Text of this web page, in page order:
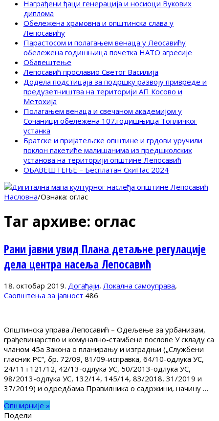
Награђени ђаци генерација и носиоци Вукових
диплома
Обележена храмовна и општинска слава у
Лепосавићу
Парастосом и полагањем венаца у Леосавићу
обележена годишњица почетка НАТО агресије
Обавештење
Лепосавић прославио Светог Василија
Додела подстицаја за подршку развоју привреде и
предузетништва на територији АП Косово и
Метохија
Полагањем венаца и свечаном академијом у
Сочаници обележена 107.годишњица Топличког
устанка
Братске и пријатељске општине и грдови уручили
поклон пакетиће малишанима из предшколских
установа на територији општине Лепосавић
ОБАВЕШТЕЊЕ – Бесплатан СкиПас 2024
Насловна/Ознака: оглас
Таг архиве: оглас
Рани јавни увид Плана детаљне регулације
дела центра насеља Лепосавић
18. октобар 2019. Догађаји, Локална самоуправа,
Саопштења за јавност 486
Општинска управа Лепосавић – Одељење за урбанизам,
грађевинарство и комунално-стамбене послове У складу са
чланом 45а Закона о планирању и изградњи („Службени
гласник РС“, бр. 72/09, 81/09-исправка, 64/10-одлука УС,
24/11 i 121/12, 42/13-одлука УС, 50/2013-одлука УС,
98/2013-одлука УС, 132/14, 145/14, 83/2018, 31/2019 и
37/2019) и одредбама Правилника о садржини, начину …
Опширније »
Подели